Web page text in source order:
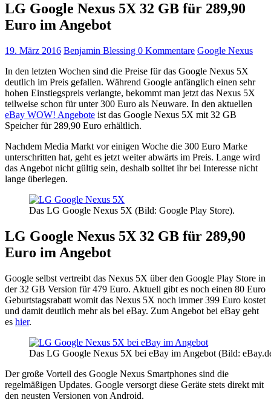
LG Google Nexus 5X 32 GB für 289,90
Euro im Angebot
19. März 2016 Benjamin Blessing 0 Kommentare Google Nexus
In den letzten Wochen sind die Preise für das Google Nexus 5X
deutlich im Preis gefallen. Während Google anfänglich einen sehr
hohen Einstiegspreis verlangte, bekommt man jetzt das Nexus 5X
teilweise schon für unter 300 Euro als Neuware. In den aktuellen
eBay WOW! Angebote ist das Google Nexus 5X mit 32 GB
Speicher für 289,90 Euro erhältlich.
Nachdem Media Markt vor einigen Woche die 300 Euro Marke
unterschritten hat, geht es jetzt weiter abwärts im Preis. Lange wird
das Angebot nicht gültig sein, deshalb solltet ihr bei Interesse nicht
lange überlegen.
Das LG Google Nexus 5X (Bild: Google Play Store).
LG Google Nexus 5X 32 GB für 289,90
Euro im Angebot
Google selbst vertreibt das Nexus 5X über den Google Play Store in
der 32 GB Version für 479 Euro. Aktuell gibt es noch einen 80 Euro
Geburtstagsrabatt womit das Nexus 5X noch immer 399 Euro kostet
und damit deutlich mehr als bei eBay. Zum Angebot bei eBay geht
es hier.
Das LG Google Nexus 5X bei eBay im Angebot (Bild:
Der große Vorteil des Google Nexus Smartphones sind die
regelmäßigen Updates. Google versorgt diese Geräte stets direkt mit
den neusten Versionen von Android.